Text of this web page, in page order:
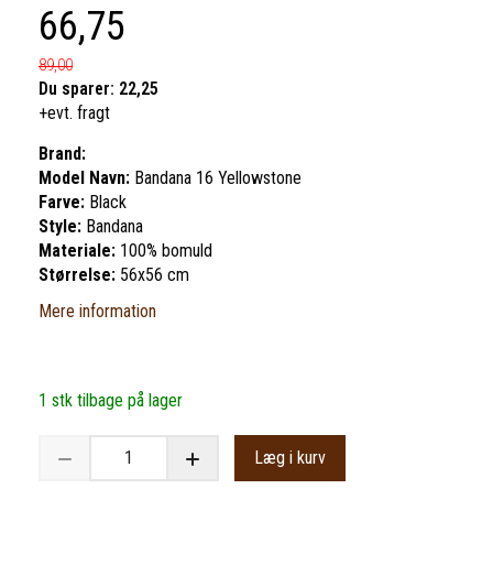
66,75
89,00
Du sparer: 22,25
+evt. fragt
Brand:
Model Navn: Bandana 16 Yellowstone
Farve: Black
Style: Bandana
Materiale: 100% bomuld
Størrelse: 56x56 cm
Mere information
1 stk tilbage på lager
Læg i kurv